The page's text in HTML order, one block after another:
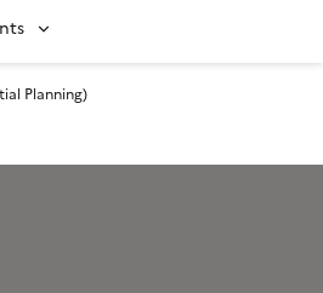
Planning)